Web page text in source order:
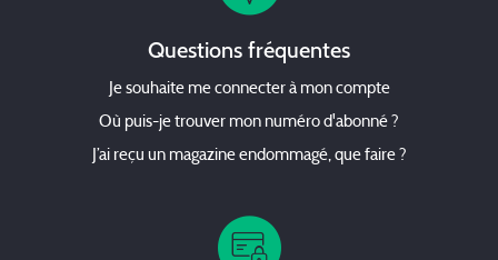
Questions fréquentes
Je souhaite me connecter à mon compte
Où puis-je trouver mon numéro d'abonné ?
J’ai reçu un magazine endommagé, que faire ?